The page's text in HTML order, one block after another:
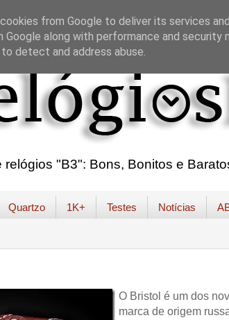
relógios "B3": Bons, Bonitos e
Quartzo 1K+ Testes Notícias
O Bristol é um dos
marca de origem
from Google to deliver its services
Google along with performance and
detect and address abuse.